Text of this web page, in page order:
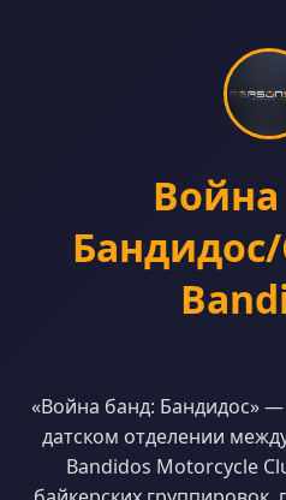
«Война банд: Бандидос»
датском отделении
Bandidos Motorcycle